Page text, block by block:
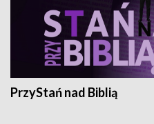
PrzyStań nad Biblią